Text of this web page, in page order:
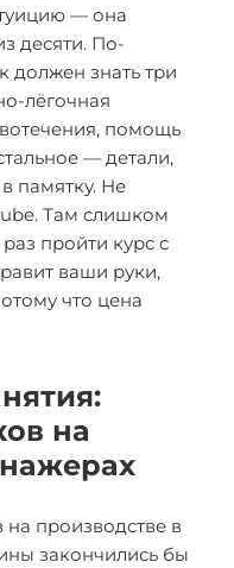
— она
десяти. По-
должен знать три
лёгочная
помощь
— детали,
памятку. Не
Там слишком
пройти курс с
ваши руки,
что цена
на
на производстве в
закончились бы